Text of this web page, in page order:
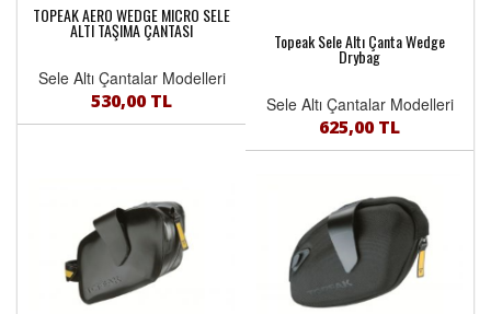
TOPEAK AERO WEDGE MICRO SELE
ALTI TAŞIMA ÇANTASI
Sele Altı Çantalar Modelleri
530,00 TL
Topeak Sele Altı Çanta Wedge
Drybag
Sele Altı Çantalar Modelleri
625,00 TL